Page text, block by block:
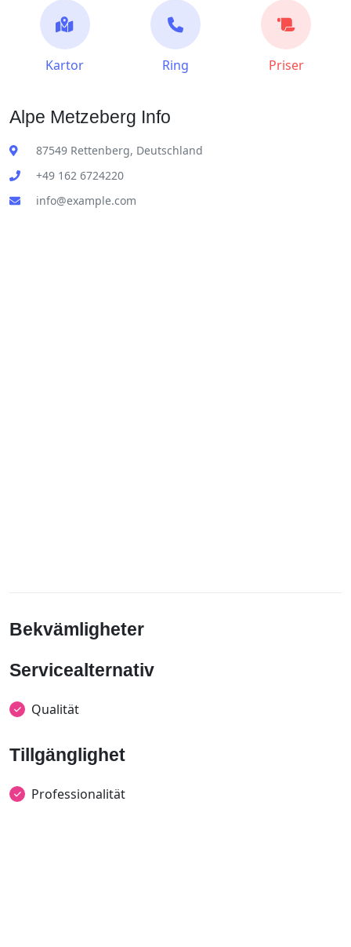
Kartor Ring Priser
Alpe Metzeberg Info
87549 Rettenberg, Deutschland
+49 162 6724220
info@example.com
Bekvämligheter
Servicealternativ
Qualität
Tillgänglighet
Professionalität